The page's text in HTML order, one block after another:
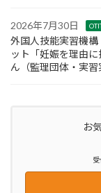
2026年7月30日
外国人技能実習機
ット「妊娠を理由
ん（監理団体・実
お